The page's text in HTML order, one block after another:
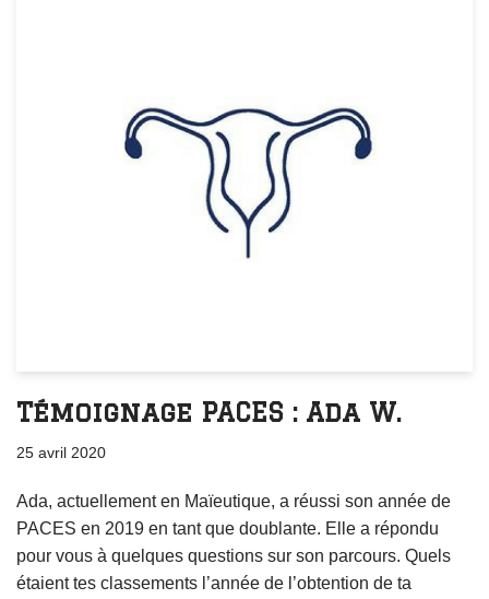
Témoignage PACES : Ada W.
25 avril 2020
Ada, actuellement en Maïeutique, a réussi son année de
PACES en 2019 en tant que doublante. Elle a répondu
pour vous à quelques questions sur son parcours. Quels
étaient tes classements l’année de l’obtention de ta